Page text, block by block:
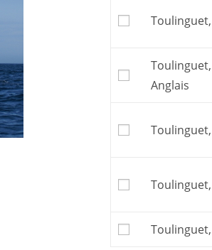
Anglais